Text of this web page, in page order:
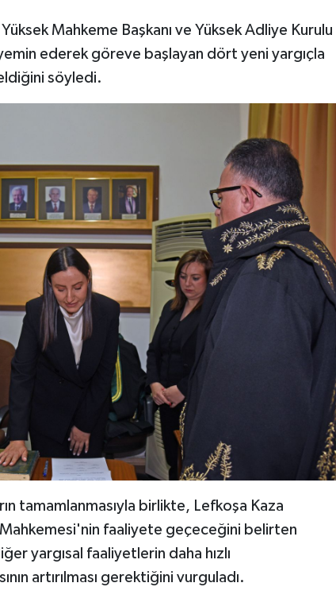
Mahkeme Başkanı ve Yüksek Adliye Kurulu
ederek göreve başlayan dört yeni yargıçla
söyledi.
tamamlanmasıyla birlikte, Lefkoşa Kaza
faaliyete geçeceğini belirten
yargısal faaliyetlerin daha hızlı
artırılması gerektiğini vurguladı.